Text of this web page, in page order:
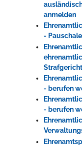
anmelden
-
- berufen
- berufen